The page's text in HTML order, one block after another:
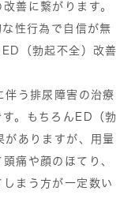
善に繋がります。
性行為で自信が無
（勃起不全）改善
う排尿障害の治療
。もちろんED（勃
ありますが、用量
痛や顔のほてり、
まう方が一定数い